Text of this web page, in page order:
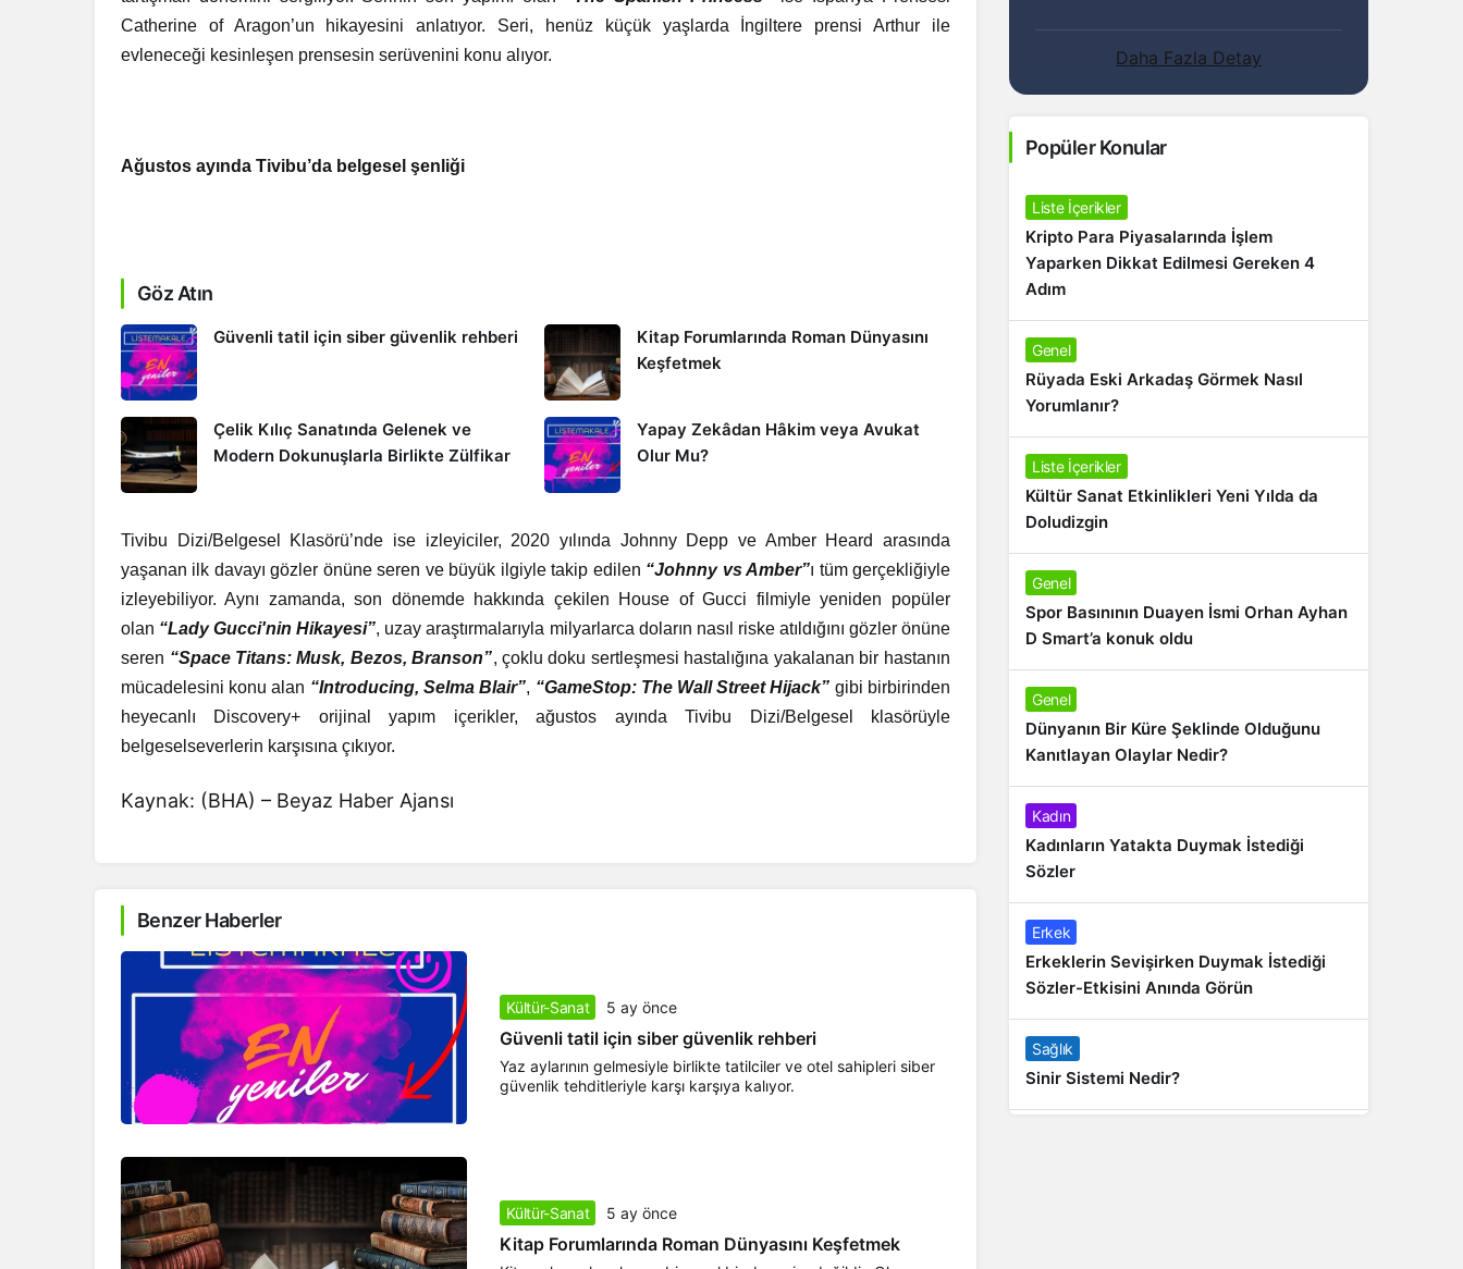
Catherine of Aragon’un hikayesini anlatıyor. Seri, henüz küçük yaşlarda İngiltere prensi Arthur ile
evleneceği kesinleşen prensesin serüvenini konu alıyor.
Ağustos ayında Tivibu’da belgesel şenliği
Göz Atın
Güvenli tatil için siber güvenlik rehberi
Kitap Forumlarında Roman Dünyasını
Keşfetmek
Çelik Kılıç Sanatında Gelenek ve
Modern Dokunuşlarla Birlikte Zülfikar
Yapay Zekâdan Hâkim veya Avukat
Olur Mu?
Tivibu Dizi/Belgesel Klasörü’nde ise izleyiciler, 2020 yılında Johnny Depp ve Amber Heard arasında
yaşanan ilk davayı gözler önüne seren ve büyük ilgiyle takip edilen “Johnny vs Amber”ı tüm gerçekliğiyle
izleyebiliyor. Aynı zamanda, son dönemde hakkında çekilen House of Gucci filmiyle yeniden popüler
olan “Lady Gucci'nin Hikayesi”, uzay araştırmalarıyla milyarlarca doların nasıl riske atıldığını gözler önüne
seren “Space Titans: Musk, Bezos, Branson”, çoklu doku sertleşmesi hastalığına yakalanan bir hastanın
mücadelesini konu alan “Introducing, Selma Blair”, “GameStop: The Wall Street Hijack” gibi birbirinden
heyecanlı Discovery+ orijinal yapım içerikler, ağustos ayında Tivibu Dizi/Belgesel klasörüyle
belgeselseverlerin karşısına çıkıyor.
Kaynak: (BHA) – Beyaz Haber Ajansı
Benzer Haberler
Kültür-Sanat 5 ay önce
Güvenli tatil için siber güvenlik rehberi
Yaz aylarının gelmesiyle birlikte tatilciler ve otel sahipleri siber
güvenlik tehditleriyle karşı karşıya kalıyor.
Kültür-Sanat 5 ay önce
Kitap Forumlarında Roman Dünyasını Keşfetmek
Daha Fazla Detay
Popüler Konular
Liste İçerikler
Kripto Para Piyasalarında İşlem
Yaparken Dikkat Edilmesi Gereken 4
Adım
Genel
Rüyada Eski Arkadaş Görmek Nasıl
Yorumlanır?
Liste İçerikler
Kültür Sanat Etkinlikleri Yeni Yılda da
Doludizgin
Genel
Spor Basınının Duayen İsmi Orhan Ayhan
D Smart’a konuk oldu
Genel
Dünyanın Bir Küre Şeklinde Olduğunu
Kanıtlayan Olaylar Nedir?
Kadın
Kadınların Yatakta Duymak İstediği
Sözler
Erkek
Erkeklerin Sevişirken Duymak İstediği
Sözler-Etkisini Anında Görün
Sağlık
Sinir Sistemi Nedir?